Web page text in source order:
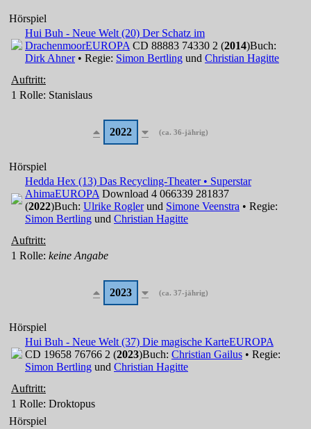
Hörspiel
Hui Buh - Neue Welt (20) Der Schatz im
DrachenmoorEUROPA CD 88883 74330 2 (2014)Buch:
Dirk Ahner• Regie: Simon Bertling und Christian Hagitte
Auftritt:
1 Rolle: Stanislaus
2022 (ca. 36-jährig)
Hörspiel
Hedda Hex (13) Das Recycling-Theater • Superstar
AhimaEUROPA Download 4 066339 281837
(2022)Buch: Ulrike Roglerund Simone Veenstra • Regie:
Simon Bertling und Christian Hagitte
Auftritt:
1 Rolle: keine Angabe
2023 (ca. 37-jährig)
Hörspiel
Hui Buh - Neue Welt (37) Die magische KarteEUROPA
CD 19658 76766 2 (2023)Buch: Christian Gailus • Regie:
Simon Bertling und Christian Hagitte
Auftritt:
1 Rolle: Droktopus
Hörspiel